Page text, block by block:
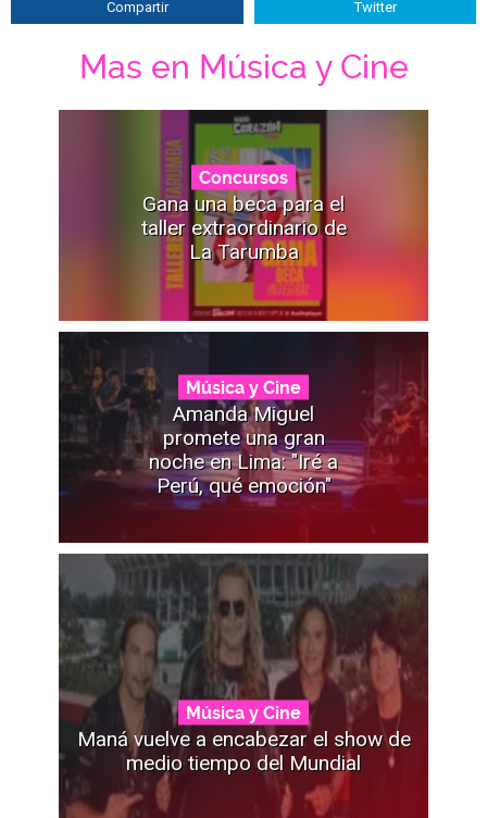
Compartir Twitter
Mas en Música y Cine
Concursos
Gana una beca para el
taller extraordinario de
La Tarumba
Música y Cine
Amanda Miguel
promete una gran
noche en Lima: "Iré a
Perú, qué emoción"
Música y Cine
Maná vuelve a encabezar el show de
medio tiempo del Mundial